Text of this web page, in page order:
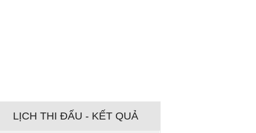
LỊCH THI ĐẤU - KẾT QUẢ